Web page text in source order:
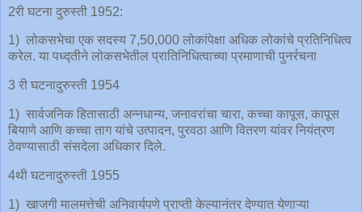
2री घटना दुरुस्ती 1952:
1) लोकसभेचा एक सदस्य 7,50,000 लोकांपेक्षा अधिक लोकांचे प्रतिनिधित्व
करेल. या पध्द्तीने लोकसभेतील प्रातिनिधित्वाच्या प्रमाणाची पुनर्रचना
3 री घटनादुरुस्ती 1954
1) सार्वजनिक हितासाठी अन्नधान्य, जनावरांचा चारा, कच्चा कापूस, कापूस
बियाणे आणि कच्चा ताग यांचे उत्पादन, पुरवठा आणि वितरण यांवर नियंत्रण
ठेवण्यासाठी संसदेला अधिकार दिले.
4थी घटनादुरुस्ती 1955
1) खाजगी मालमत्तेची अनिवार्यपणे प्राप्ती केल्यानंतर देण्यात येणाऱ्या